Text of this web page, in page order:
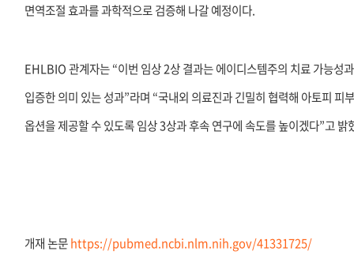
면역조절 효과를 과학적으로 검증해 나갈 예정이다.
EHLBIO 관계자는 “이번 임상 2상 결과는 에이디스템주의 치료 가능성
입증한 의미 있는 성과”라며 “국내외 의료진과 긴밀히 협력해 아토피 피
옵션을 제공할 수 있도록 임상 3상과 후속 연구에 속도를 높이겠다”고 밝
개재 논문https://pubmed.ncbi.nlm.nih.gov/41331725/